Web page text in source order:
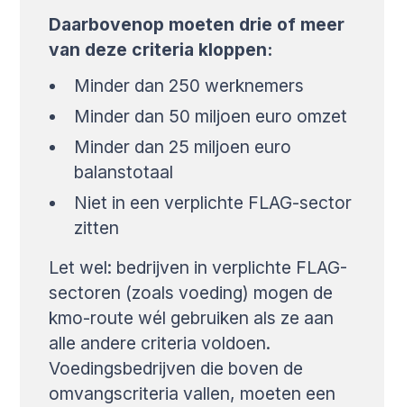
Daarbovenop moeten drie of meer
van deze criteria kloppen:
Minder dan 250 werknemers
Minder dan 50 miljoen euro omzet
Minder dan 25 miljoen euro
balanstotaal
Niet in een verplichte FLAG-sector
zitten
Let wel: bedrijven in verplichte FLAG-
sectoren (zoals voeding) mogen de
kmo-route wél gebruiken als ze aan
alle andere criteria voldoen.
Voedingsbedrijven die boven de
omvangscriteria vallen, moeten een